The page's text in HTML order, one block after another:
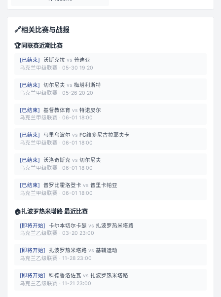
🔗相关比赛与战报
🏆同联赛近期比赛
[已结束] 沃斯克拉 vs 普迪亚
乌克兰甲级联赛 · 05-30 19:20
[已结束] 切尔尼夫 vs 梅塔利斯特
乌克兰甲级联赛 · 05-26 20:20
[已结束] 基督教体育 vs 特诺皮尔
乌克兰甲级联赛 · 06-01 18:00
[已结束] 马里乌波尔 vs FC维多尼古拉耶夫卡
乌克兰甲级联赛 · 06-01 18:00
[已结束] 沃洛奇斯克 vs 切尔尼夫
乌克兰甲级联赛 · 06-01 18:00
[已结束] 普罗比霍洛登卡 vs 普里卡帕亚
乌克兰甲级联赛 · 06-01 18:00
🏠扎波罗热米塔路 最近比赛
[即将开始] 卡尔本切尔卡瑟 vs 扎波罗热米塔路
乌克兰乙级联赛 · 03-20 23:00
[即将开始] 扎波罗热米塔路 vs 基辅运动
乌克兰乙级联赛 · 11-28 23:00
[即将开始] 科德鲁洛佐瓦 vs 扎波罗热米塔路
乌克兰乙级联赛 · 11-21 23:00